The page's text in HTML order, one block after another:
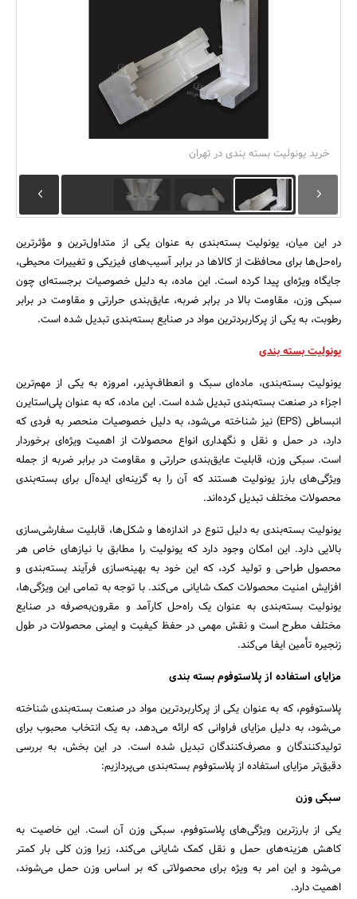
جستجو
خرید یونولیت بسته بندی در تهران
در این میان، یونولیت بسته‌بندی به عنوان یکی از متداول‌ترین و مؤثرترین
راه‌حل‌ها برای محافظت از کالاها در برابر آسیب‌های فیزیکی و تغییرات محیطی،
جایگاه ویژه‌ای پیدا کرده است. این ماده، به دلیل خصوصیات برجسته‌ای چون
سبکی وزن، مقاومت بالا در برابر ضربه، عایق‌بندی حرارتی و مقاومت در برابر
رطوبت، به یکی از پرکاربردترین مواد در صنایع بسته‌بندی تبدیل شده است.
یونولیت بسته بندی
یونولیت بسته‌بندی، ماده‌ای سبک و انعطاف‌پذیر، امروزه به یکی از مهم‌ترین
اجزاء در صنعت بسته‌بندی تبدیل شده است. این ماده، که به عنوان پلی‌استایرن
انبساطی (EPS) نیز شناخته می‌شود، به دلیل خصوصیات منحصر به فردی که
دارد، در حمل و نقل و نگهداری انواع محصولات از اهمیت ویژه‌ای برخوردار
است. سبکی وزن، قابلیت عایق‌بندی حرارتی و مقاومت در برابر ضربه از جمله
ویژگی‌های بارز یونولیت هستند که آن را به گزینه‌ای ایده‌آل برای بسته‌بندی
محصولات مختلف تبدیل کرده‌اند.
یونولیت بسته‌بندی به دلیل تنوع در اندازه‌ها و شکل‌ها، قابلیت سفارشی‌سازی
بالایی دارد. این امکان وجود دارد که یونولیت را مطابق با نیازهای خاص هر
محصول طراحی و تولید کرد، که این خود به بهینه‌سازی فرآیند بسته‌بندی و
افزایش امنیت محصولات کمک شایانی می‌کند. با توجه به تمامی این ویژگی‌ها،
یونولیت بسته‌بندی به عنوان یک راه‌حل کارآمد و مقرون‌به‌صرفه در صنایع
مختلف مطرح است و نقش مهمی در حفظ کیفیت و ایمنی محصولات در طول
زنجیره تأمین ایفا می‌کند.
مزایای استفاده از پلاستوفوم بسته بندی
پلاستوفوم، که به عنوان یکی از پرکاربردترین مواد در صنعت بسته‌بندی شناخته
می‌شود، به دلیل مزایای فراوانی که ارائه می‌دهد، به یک انتخاب محبوب برای
تولیدکنندگان و مصرف‌کنندگان تبدیل شده است. در این بخش، به بررسی
دقیق‌تر مزایای استفاده از پلاستوفوم بسته‌بندی می‌پردازیم:
سبکی وزن
یکی از بارزترین ویژگی‌های پلاستوفوم، سبکی وزن آن است. این خاصیت به
کاهش هزینه‌های حمل و نقل کمک شایانی می‌کند، زیرا وزن کلی بار کمتر
می‌شود و این امر به ویژه برای محصولاتی که بر اساس وزن حمل می‌شوند،
اهمیت دارد.